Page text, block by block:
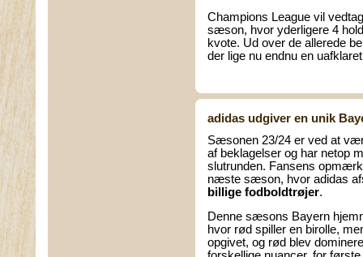
Champions League vil
sæson, hvor yderligere 4
kvote. Ud over de allerede
der lige nu endnu en
adidas udgiver en unik
Sæsonen 23/24 er ved at
af beklagelser og har netop
slutrunden. Fansens
næste sæson, hvor adidas
billige fodboldtrøjer.
Denne sæsons Bayern
hvor rød spiller en birolle,
opgivet, og rød blev